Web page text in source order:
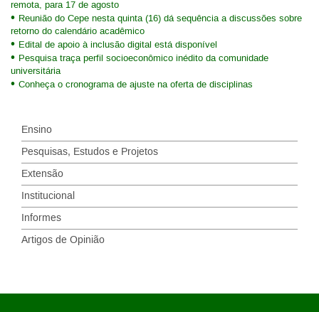
remota, para 17 de agosto
Reunião do Cepe nesta quinta (16) dá sequência a discussões sobre
retorno do calendário acadêmico
Edital de apoio à inclusão digital está disponível
Pesquisa traça perfil socioeconômico inédito da comunidade
universitária
Conheça o cronograma de ajuste na oferta de disciplinas
Ensino
Pesquisas, Estudos e Projetos
Extensão
Institucional
Informes
Artigos de Opinião